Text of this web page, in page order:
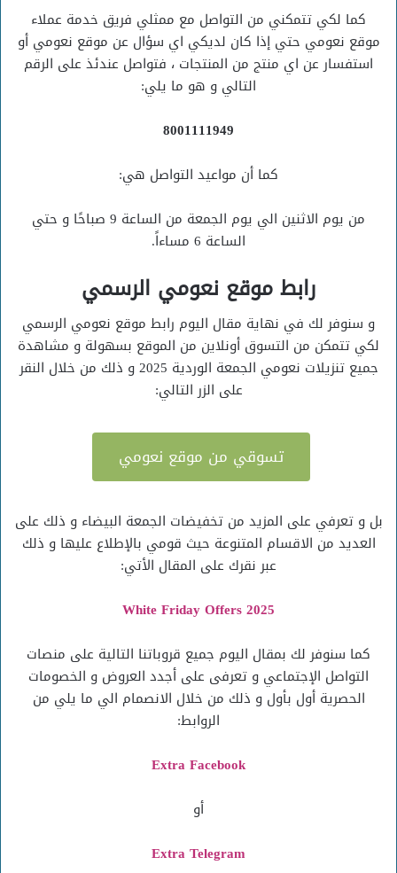
كما لكي تتمكني من التواصل مع ممثلي فريق خدمة عملاء
موقع نعومي حتي إذا كان لديكي اي سؤال عن موقع نعومي أو
استفسار عن اي منتج من المنتجات ، فتواصل عندئذ على الرقم
التالي و هو ما يلي:
8001111949
كما أن مواعيد التواصل هي:
من يوم الاثنين الي يوم الجمعة من الساعة 9 صباحًا و حتي
الساعة 6 مساءاً.
رابط موقع نعومي الرسمي
و سنوفر لك في نهاية مقال اليوم رابط موقع نعومي الرسمي
لكي تتمكن من التسوق أونلاين من الموقع بسهولة و مشاهدة
جميع تنزيلات نعومي الجمعة الوردية 2025 و ذلك من خلال النقر
على الزر التالي:
تسوقي من موقع نعومي
بل و تعرفي على المزيد من تخفيضات الجمعة البيضاء و ذلك على
العديد من الاقسام المتنوعة حيث قومي بالإطلاع عليها و ذلك
عبر نقرك على المقال الأتي:
White Friday Offers 2025
كما سنوفر لك بمقال اليوم جميع قروباتنا التالية على منصات
التواصل الإجتماعي و تعرفى على أجدد العروض و الخصومات
الحصرية أول بأول و ذلك من خلال الانصمام الي ما يلي من
الروابط:
Extra Facebook
أو
Extra Telegram